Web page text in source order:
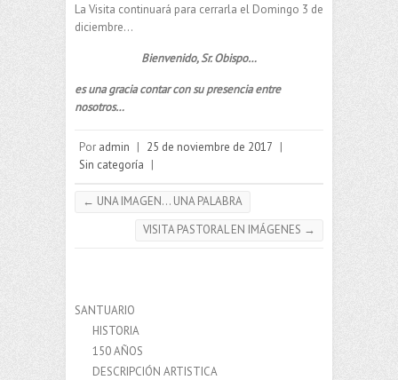
La Visita continuará para cerrarla el Domingo 3 de
diciembre…
Bienvenido, Sr. Obispo…
es una gracia contar con su presencia entre
nosotros…
Por admin | 25 de noviembre de 2017 |
Sin categoría |
← UNA IMAGEN… UNA PALABRA
VISITA PASTORAL EN IMÁGENES →
SANTUARIO
HISTORIA
150 AÑOS
DESCRIPCIÓN ARTISTICA